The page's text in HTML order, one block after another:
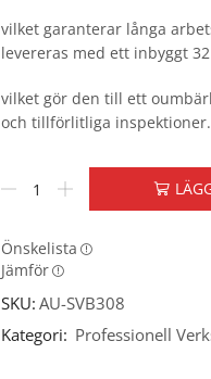
vilket garanterar långa
levereras med ett inbyggt
vilket gör den till ett
och tillförlitliga inspektioner.
Önskelista
Jämför
SKU:AU-SVB308
Kategori: Professionell